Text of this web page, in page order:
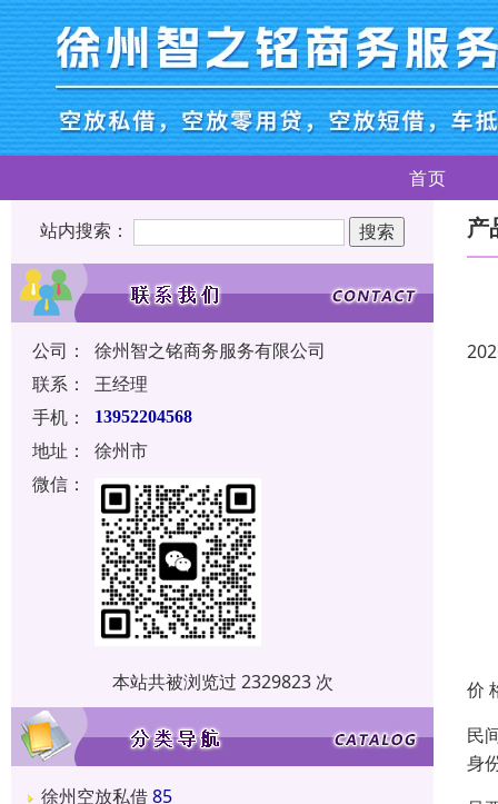
首页
站内搜索：
公司：
徐州智之铭商务服务有限公司
联系：
王经理
手机：
13952204568
地址：
徐州市
微信：
本站共被浏览过 2329823 次
徐州空放私借85
产
价
民
身